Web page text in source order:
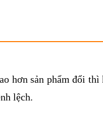
hơn sản phẩm đổi thì
lệch.